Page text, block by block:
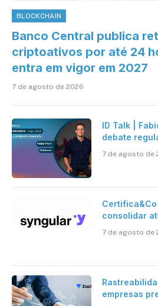
BLOCKCHAIN
Banco Central publica
criptoativos por até 24
entra em vigor em 2027
7 de agosto de 2026
ID Talk |
debate
risco
7 de agosto de
consolidar
7 de agosto de
empresas